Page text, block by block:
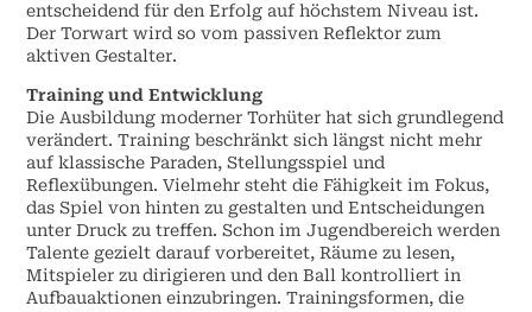
entscheidend für den Erfolg auf höchstem Niveau ist.
Der Torwart wird so vom passiven Reflektor zum
aktiven Gestalter.
Training und Entwicklung
Die Ausbildung moderner Torhüter hat sich grundlegend
verändert. Training beschränkt sich längst nicht mehr
auf klassische Paraden, Stellungsspiel und
Reflexübungen. Vielmehr steht die Fähigkeit im Fokus,
das Spiel von hinten zu gestalten und Entscheidungen
unter Druck zu treffen. Schon im Jugendbereich werden
Talente gezielt darauf vorbereitet, Räume zu lesen,
Mitspieler zu dirigieren und den Ball kontrolliert in
Aufbauaktionen einzubringen. Trainingsformen, die